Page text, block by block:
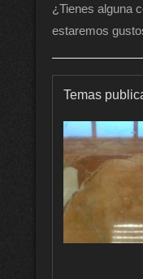
¿Tienes alguna
estaremos
Temas